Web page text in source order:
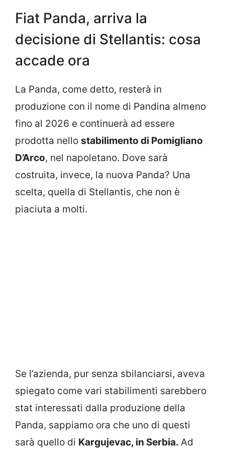
Fiat Panda, arriva la
decisione di Stellantis: cosa
accade ora
La Panda, come detto, resterà in
produzione con il nome di Pandina almeno
fino al 2026 e continuerà ad essere
prodotta nello stabilimento di Pomigliano
D’Arco, nel napoletano. Dove sarà
costruita, invece, la nuova Panda? Una
scelta, quella di Stellantis, che non è
piaciuta a molti.
Se l’azienda, pur senza sbilanciarsi, aveva
spiegato come vari stabilimenti sarebbero
stat interessati dalla produzione della
Panda, sappiamo ora che uno di questi
sarà quello di Kargujevac, in Serbia. Ad